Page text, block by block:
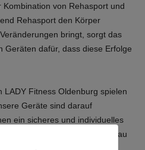
von Rehasport und
Rehasport den Körper
bringt, sorgt das
Geräten dafür, dass diese Erfolge
LADY Fitness Oldenburg spielen
Geräte sind darauf
ein sicheres und individuelles
sich dem Leistungsniveau
dass niemand überfordert